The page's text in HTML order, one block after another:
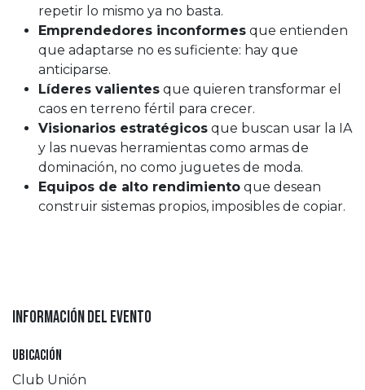
repetir lo mismo ya no basta.
Emprendedores inconformes que entienden
que adaptarse no es suficiente: hay que
anticiparse.
Líderes valientes que quieren transformar el
caos en terreno fértil para crecer.
Visionarios estratégicos que buscan usar la IA
y las nuevas herramientas como armas de
dominación, no como juguetes de moda.
Equipos de alto rendimiento que desean
construir sistemas propios, imposibles de copiar.
Información del evento
Ubicación
Club Unión